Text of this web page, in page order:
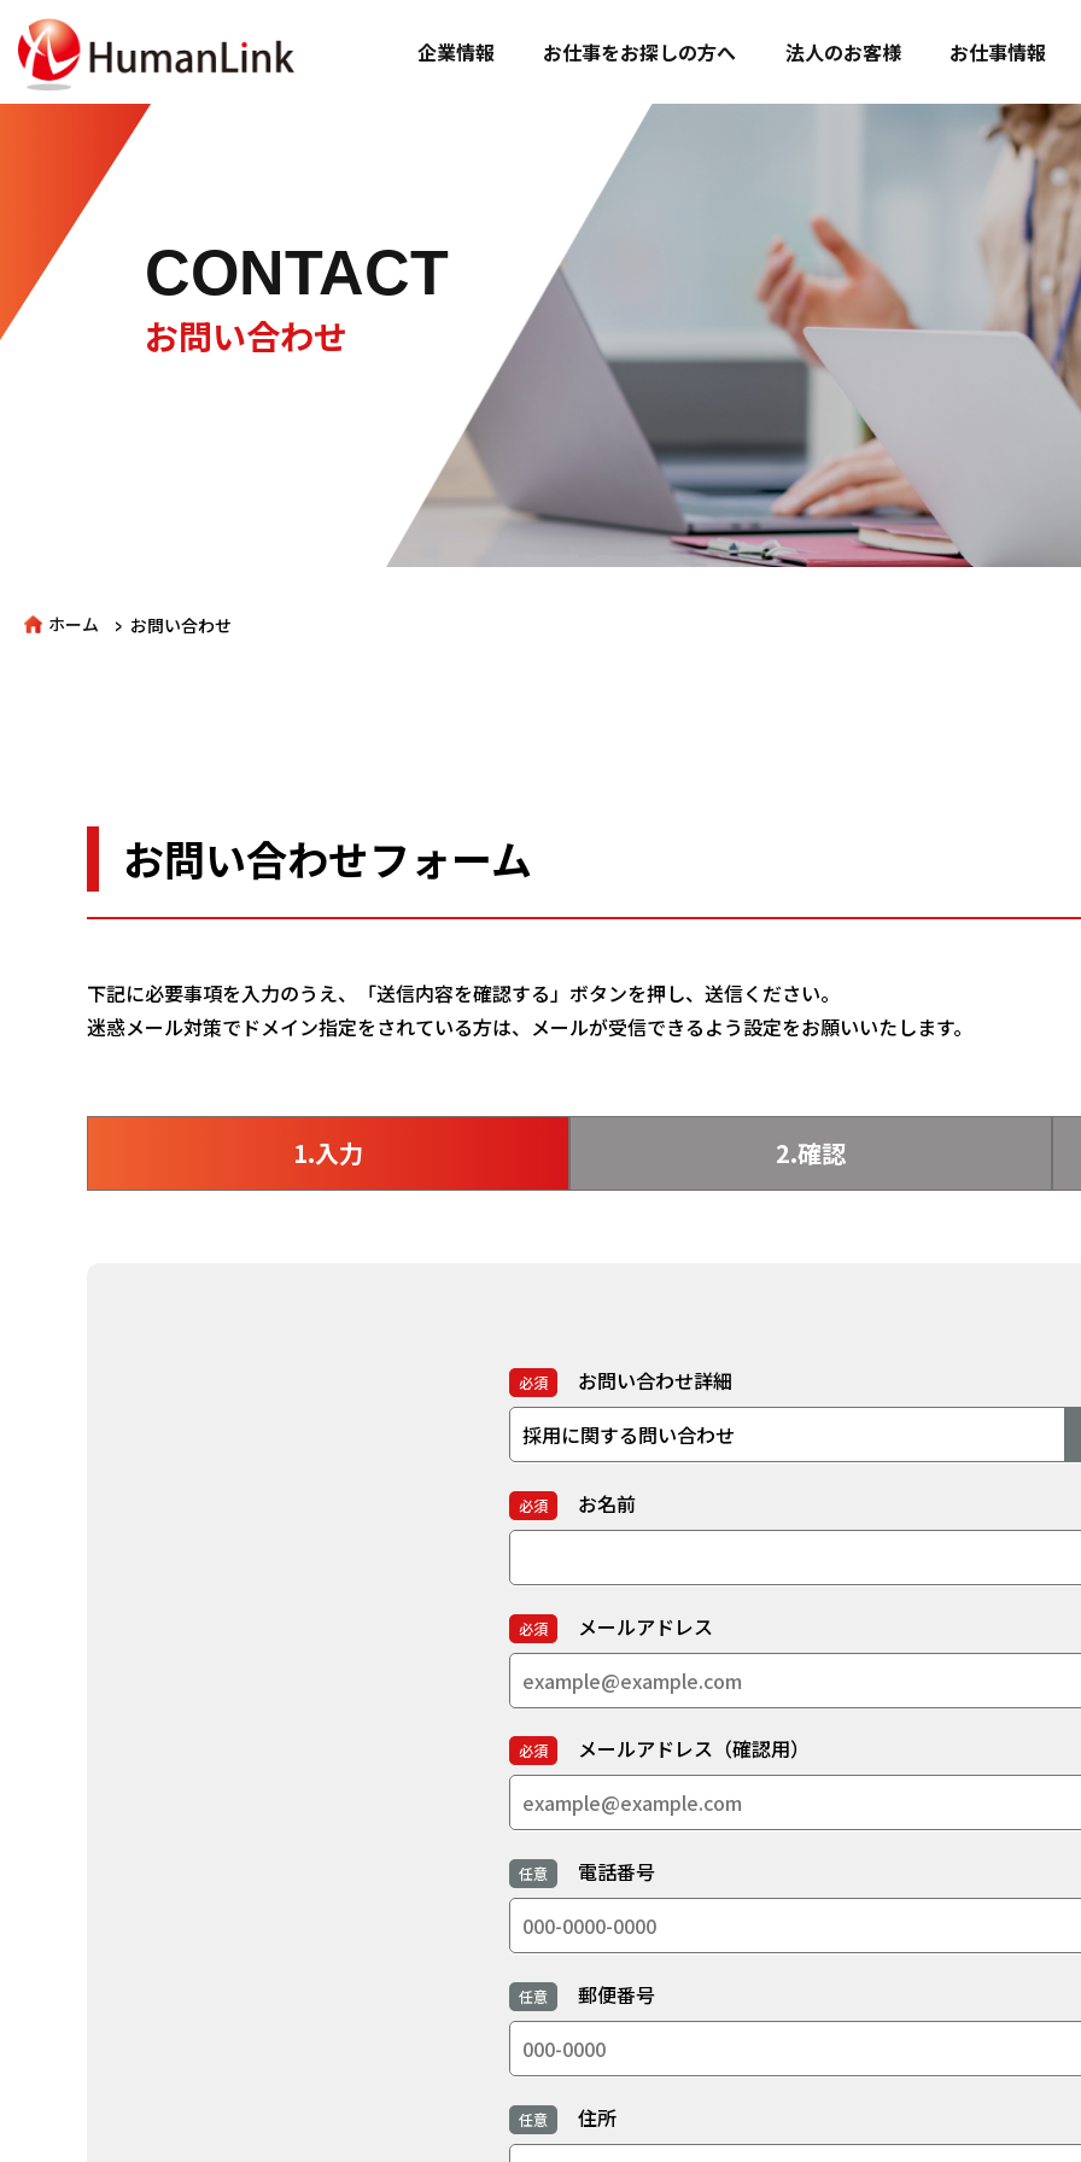
企業情報 お仕事をお探しの方へ 法人のお客様 お仕事情報
CONTACT
お問い合わせ
ホーム > お問い合わせ
お問い合わせフォーム
下記に必要事項を入力のうえ、「送信内容を確認する」ボタンを押し、送信ください。
迷惑メール対策でドメイン指定をされている方は、メールが受信できるよう設定をお願いいたします。
1.入力 2.確認
必須 お問い合わせ詳細
必須 お名前
必須 メールアドレス
必須 メールアドレス（確認用）
任意 電話番号
任意 郵便番号
任意 住所